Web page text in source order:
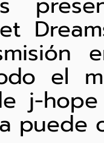
el
j-
puede